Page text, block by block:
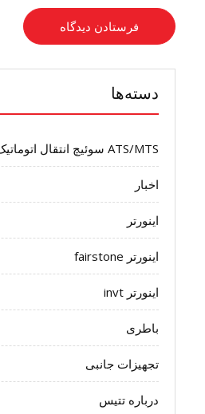
دسته‌ها
ATS/MTS سوئیچ انتقال اتوماتیک
اخبار
اینورتر
اینورتر fairstone
اینورتر invt
باطری
تجهیزات جانبی
درباره تتیس